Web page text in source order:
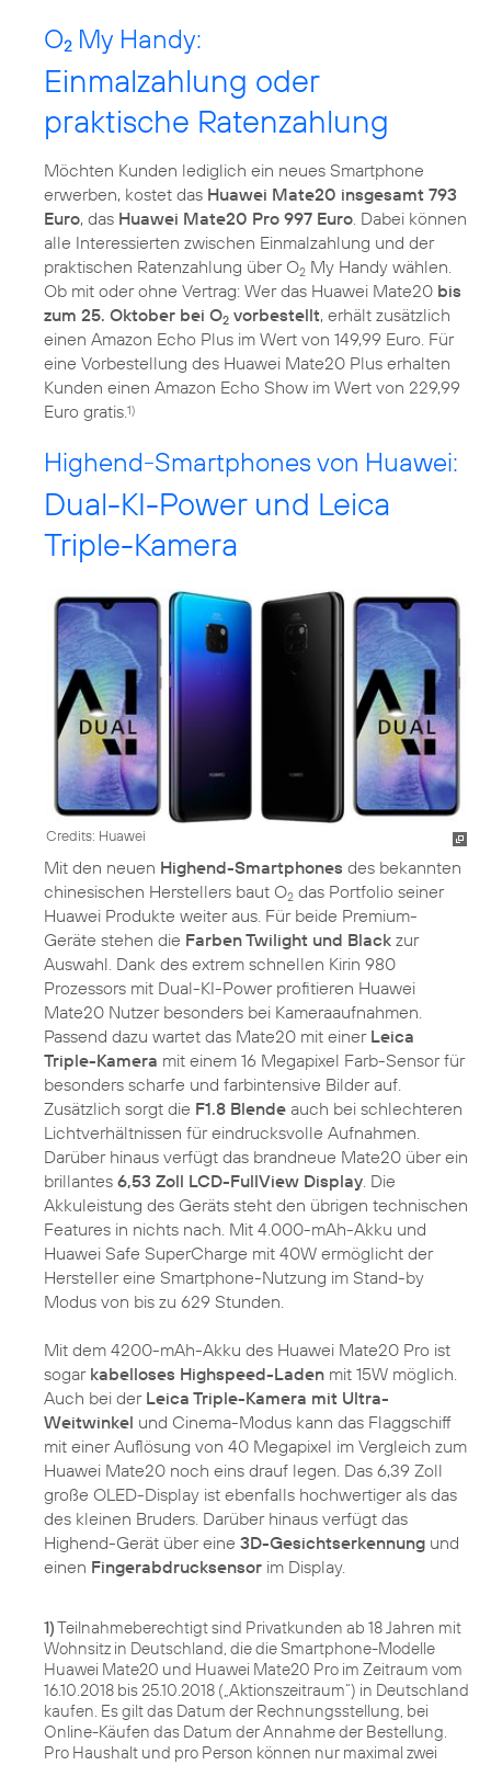
O2 My Handy:
Einmalzahlung oder
praktische Ratenzahlung
Möchten Kunden lediglich ein neues Smartphone
erwerben, kostet das Huawei Mate20 insgesamt 793
Euro, das Huawei Mate20 Pro 997 Euro . Dabei können
alle Interessierten zwischen Einmalzahlung und der
praktischen Ratenzahlung über O2 My Handy wählen.
Ob mit oder ohne Vertrag: Wer das Huawei Mate20 bis
zum 25. Oktober bei O2 vorbestellt, erhält zusätzlich
einen Amazon Echo Plus im Wert von 149,99 Euro. Für
eine Vorbestellung des Huawei Mate20 Plus erhalten
Kunden einen Amazon Echo Show im Wert von 229,99
Euro gratis. 1)
Highend-Smartphones von Huawei:
Dual-KI-Power und Leica
Triple-Kamera
Credits: Huawei
Mit den neuen Highend-Smartphones des bekannten
chinesischen Herstellers baut O2 das Portfolio seiner
Huawei Produkte weiter aus. Für beide Premium-
Geräte stehen die Farben Twilight und Black zur
Auswahl. Dank des extrem schnellen Kirin 980
Prozessors mit Dual-KI-Power profitieren Huawei
Mate20 Nutzer besonders bei Kameraaufnahmen.
Passend dazu wartet das Mate20 mit einer Leica
Triple-Kamera mit einem 16 Megapixel Farb-Sensor für
besonders scharfe und farbintensive Bilder auf.
Zusätzlich sorgt die F1.8 Blende auch bei schlechteren
Lichtverhältnissen für eindrucksvolle Aufnahmen.
Darüber hinaus verfügt das brandneue Mate20 über ein
brillantes 6,53 Zoll LCD-FullView Display. Die
Akkuleistung des Geräts steht den übrigen technischen
Features in nichts nach. Mit 4.000-mAh-Akku und
Huawei Safe SuperCharge mit 40W ermöglicht der
Hersteller eine Smartphone-Nutzung im Stand-by
Modus von bis zu 629 Stunden.
Mit dem 4200-mAh-Akku des Huawei Mate20 Pro ist
sogar kabelloses Highspeed-Laden mit 15W möglich.
Auch bei der Leica Triple-Kamera mit Ultra-
Weitwinkel und Cinema-Modus kann das Flaggschiff
mit einer Auflösung von 40 Megapixel im Vergleich zum
Huawei Mate20 noch eins drauf legen. Das 6,39 Zoll
große OLED-Display ist ebenfalls hochwertiger als das
des kleinen Bruders. Darüber hinaus verfügt das
Highend-Gerät über eine 3D-Gesichtserkennung und
einen Fingerabdrucksensor im Display.
1)Teilnahmeberechtigt sind Privatkunden ab 18 Jahren mit
Wohnsitz in Deutschland, die die Smartphone-Modelle
Huawei Mate20 und Huawei Mate20 Pro im Zeitraum vom
16.10.2018 bis 25.10.2018 („Aktionszeitraum“) in Deutschland
kaufen. Es gilt das Datum der Rechnungsstellung, bei
Online-Käufen das Datum der Annahme der Bestellung.
Pro Haushalt und pro Person können nur maximal zwei